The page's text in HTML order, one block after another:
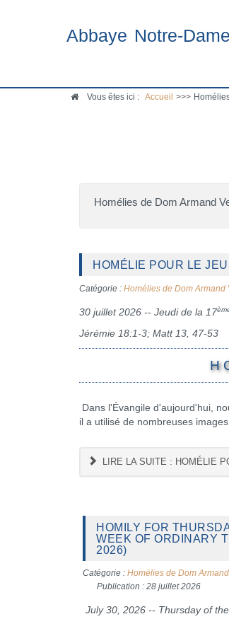
Abbaye Notre-
Vous êtes ici : Accueil >>>
Homélies de Dom Armand
HOMÉLIE POUR LE
Catégorie : Homélies de Dom Armand
30 juillet 2026 -- Jeudi de la 17
Jérémie 18:1-3; Matt 13, 47-53
H O M É
Dans l'Évangile d'aujourd'hui,
il a utilisé de nombreuses
LIRE LA SUITE : HOMÉLIE
HOMILY FOR
WEEK OF ORDINARY
2026)
Catégorie : Homélies de Dom
Publication : 28 juillet 2026
July 30, 2026 -- Thursday of the